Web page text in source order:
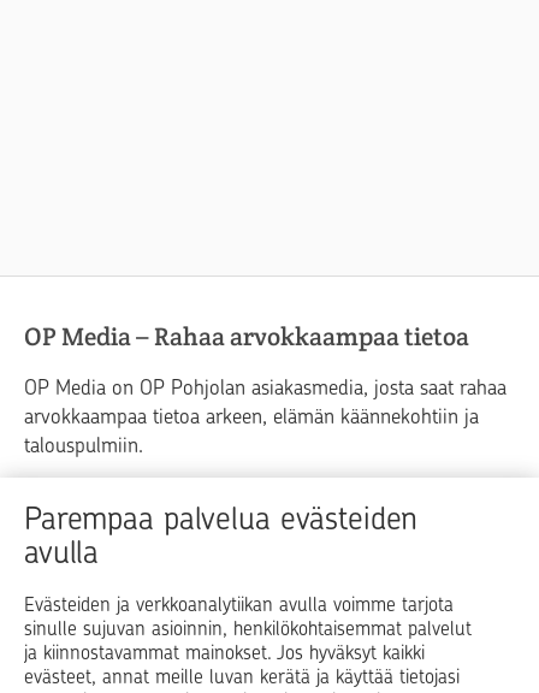
Parempaa palvelua evästeiden
avulla
Evästeiden ja verkkoanalytiikan avulla voimme tarjota
sinulle sujuvan asioinnin, henkilökohtaisemmat palvelut
ja kiinnostavammat mainokset. Jos hyväksyt kaikki
evästeet, annat meille luvan kerätä ja käyttää tietojasi
OP Media – Rahaa arvokkaampaa tietoa
OP Media on OP Pohjolan asiakasmedia, josta saat rahaa
arvokkaampaa tietoa arkeen, elämän käännekohtiin ja
talouspulmiin.
Raha Elämä
Yrityselämä
Blogit ja puheenvuorot
Op.fi OP Koti Pohjola Vahinkoapu